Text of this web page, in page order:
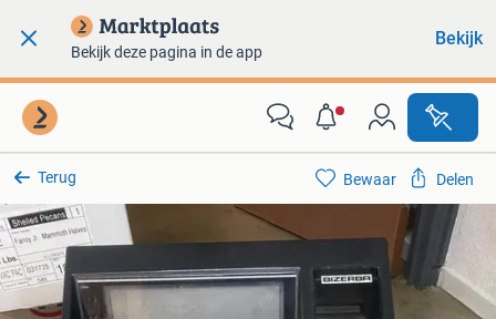
Bekijk deze pagina in de app
Bekijk
Terug Bewaar Delen